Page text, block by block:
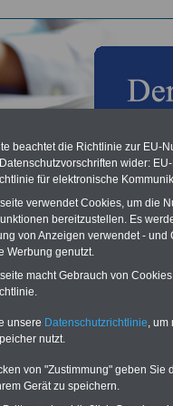
öffentlicher Dienst
mehr Geld,
bei
endlich Ost-West-
Vorteile für den
öffentlichen Dienst
und sparen:
beachtet die Richtlinie zur EU-
wider:
für elektronische
verwendet Cookies, um die
bereitzustellen. Es
von Anzeigen verwendet -
Werbung genutzt.
macht Gebrauch von
unsere Datenschutzrichtlinie ,
nutzt.
von "Zustimmung" geben
Gerät zu speichern.